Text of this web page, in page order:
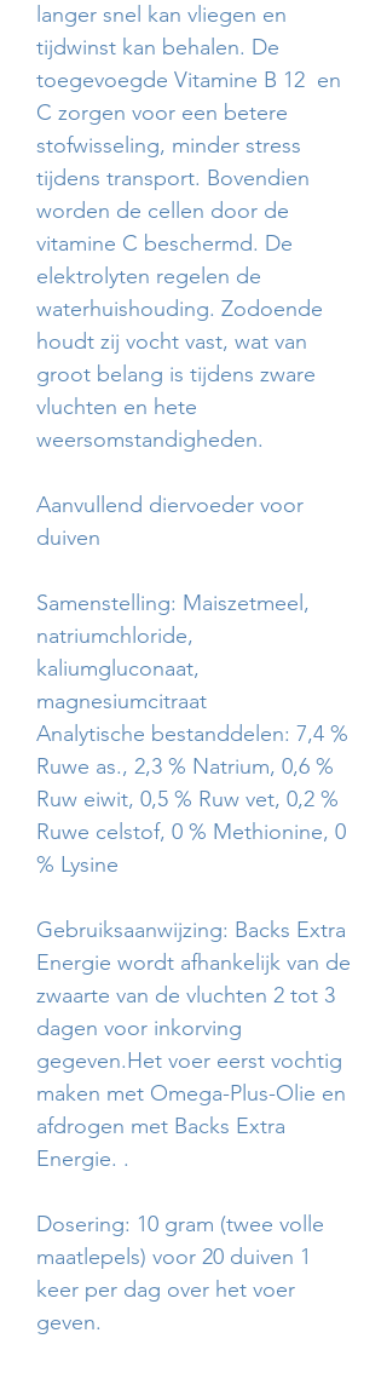
langer snel kan vliegen en
tijdwinst kan behalen. De
toegevoegde Vitamine B 12 en
C zorgen voor een betere
stofwisseling, minder stress
tijdens transport. Bovendien
worden de cellen door de
vitamine C beschermd. De
elektrolyten regelen de
waterhuishouding. Zodoende
houdt zij vocht vast, wat van
groot belang is tijdens zware
vluchten en hete
weersomstandigheden.
Aanvullend diervoeder voor
duiven
Samenstelling: Maiszetmeel,
natriumchloride,
kaliumgluconaat,
magnesiumcitraat
Analytische bestanddelen: 7,4 %
Ruwe as., 2,3 % Natrium, 0,6 %
Ruw eiwit, 0,5 % Ruw vet, 0,2 %
Ruwe celstof, 0 % Methionine, 0
% Lysine
Gebruiksaanwijzing: Backs Extra
Energie wordt afhankelijk van de
zwaarte van de vluchten 2 tot 3
dagen voor inkorving
gegeven.Het voer eerst vochtig
maken met Omega-Plus-Olie en
afdrogen met Backs Extra
Energie. .
Dosering: 10 gram (twee volle
maatlepels) voor 20 duiven 1
keer per dag over het voer
geven.